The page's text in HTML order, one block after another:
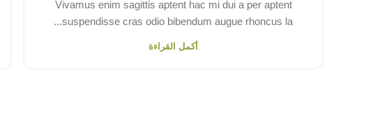
Vivamus enim sagittis aptent hac mi dui a per aptent
suspendisse cras odio bibendum augue rhoncus la...
أكمل القراءة